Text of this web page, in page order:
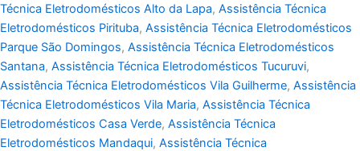
Técnica Eletrodomésticos Alto da Lapa, Assistência Técnica
Eletrodomésticos Pirituba, Assistência Técnica Eletrodomésticos
Parque São Domingos, Assistência Técnica Eletrodomésticos
Santana, Assistência Técnica Eletrodomésticos Tucuruvi,
Assistência Técnica Eletrodomésticos Vila Guilherme, Assistência
Técnica Eletrodomésticos Vila Maria, Assistência Técnica
Eletrodomésticos Casa Verde, Assistência Técnica
Eletrodomésticos Mandaqui, Assistência Técnica